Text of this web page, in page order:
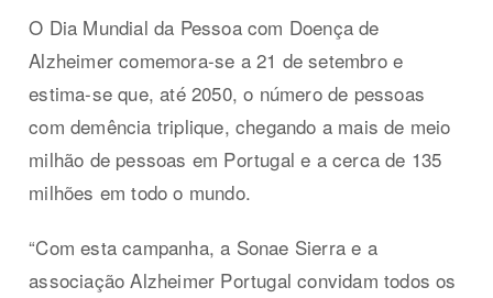
O Dia Mundial da Pessoa com Doença de
Alzheimer comemora-se a 21 de setembro e
estima-se que, até 2050, o número de pessoas
com demência triplique, chegando a mais de meio
milhão de pessoas em Portugal e a cerca de 135
milhões em todo o mundo.
“Com esta campanha, a Sonae Sierra e a
associação Alzheimer Portugal convidam todos os